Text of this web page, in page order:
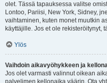
olet. Tässä tapauksessa valitse
Lontoo, Pariisi, New York, Sidney,
vaihtaminen, kuten monet muutkin
käyttäjille. Jos et ole rekisteröitynyt,
Ylös
Vaihdoin aikavyöhykkeen ja
Jos olet varmasti valinnut oikean
palvelimen kellonaika väärin. Ota